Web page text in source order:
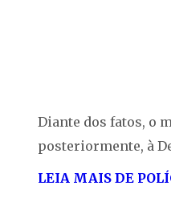
Diante dos fatos, o
posteriormente, à
LEIA MAIS DE